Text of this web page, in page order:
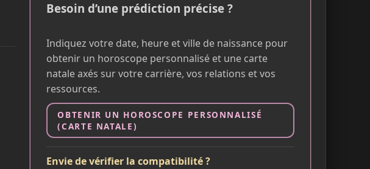
Besoin d’une prédiction précise ?
Indiquez votre date, heure et ville de naissance pour
obtenir un horoscope personnalisé et une carte
natale axés sur votre carrière, vos relations et vos
ressources.
OBTENIR UN HOROSCOPE PERSONNALISÉ
(CARTE NATALE)
Envie de vérifier la compatibilité ?